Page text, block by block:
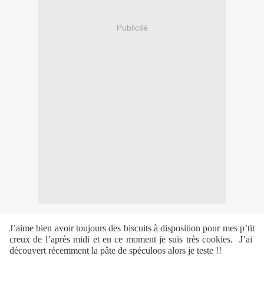
Publicité
J’aime bien avoir toujours des biscuits à disposition pour mes p’tit
creux de l’après midi et en ce moment je suis très cookies.
J’ai
découvert récemment la pâte de spéculoos alors je teste !!